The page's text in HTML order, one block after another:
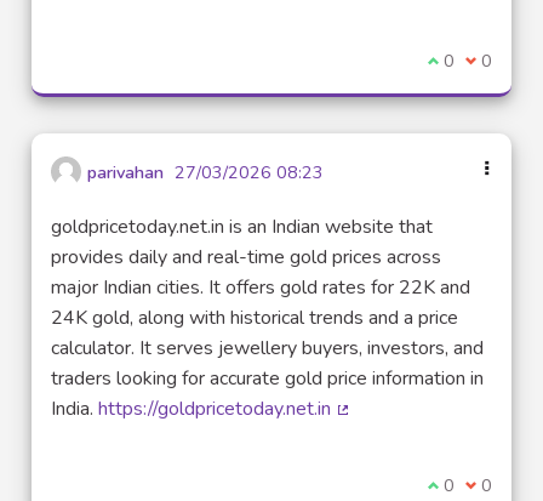
Je suis
0 Je ne
0
parivahan 27/03/2026 08:23
goldpricetoday.net.in is an Indian website that
provides daily and real-time gold prices across
major Indian cities. It offers gold rates for 22K and
24K gold, along with historical trends and a price
calculator. It serves jewellery buyers, investors, and
traders looking for accurate gold price information in
India. https://goldpricetoday.net.in
Je suis
0 Je ne
0